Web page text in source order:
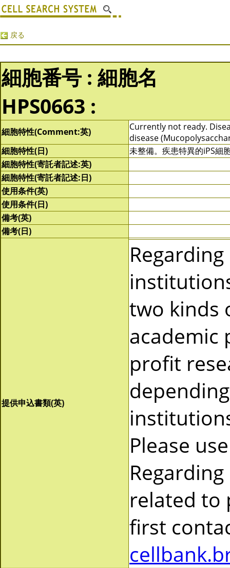
戻る
細胞番号 : 細胞名
HPS0663 :
細胞特性(Comment:英)
Currently not ready.
disease
細胞特性(日)
未整備。疾患特異的iPS細
細胞特性(寄託者記述:英)
細胞特性(寄託者記述:日)
使用条件(英)
使用条件(日)
備考(英)
備考(日)
提供申込書類(英)
two kinds
academic
profit
Please
related to
first